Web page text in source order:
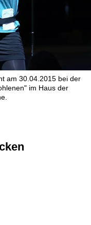
am 30.04.2015 bei der
im Haus der